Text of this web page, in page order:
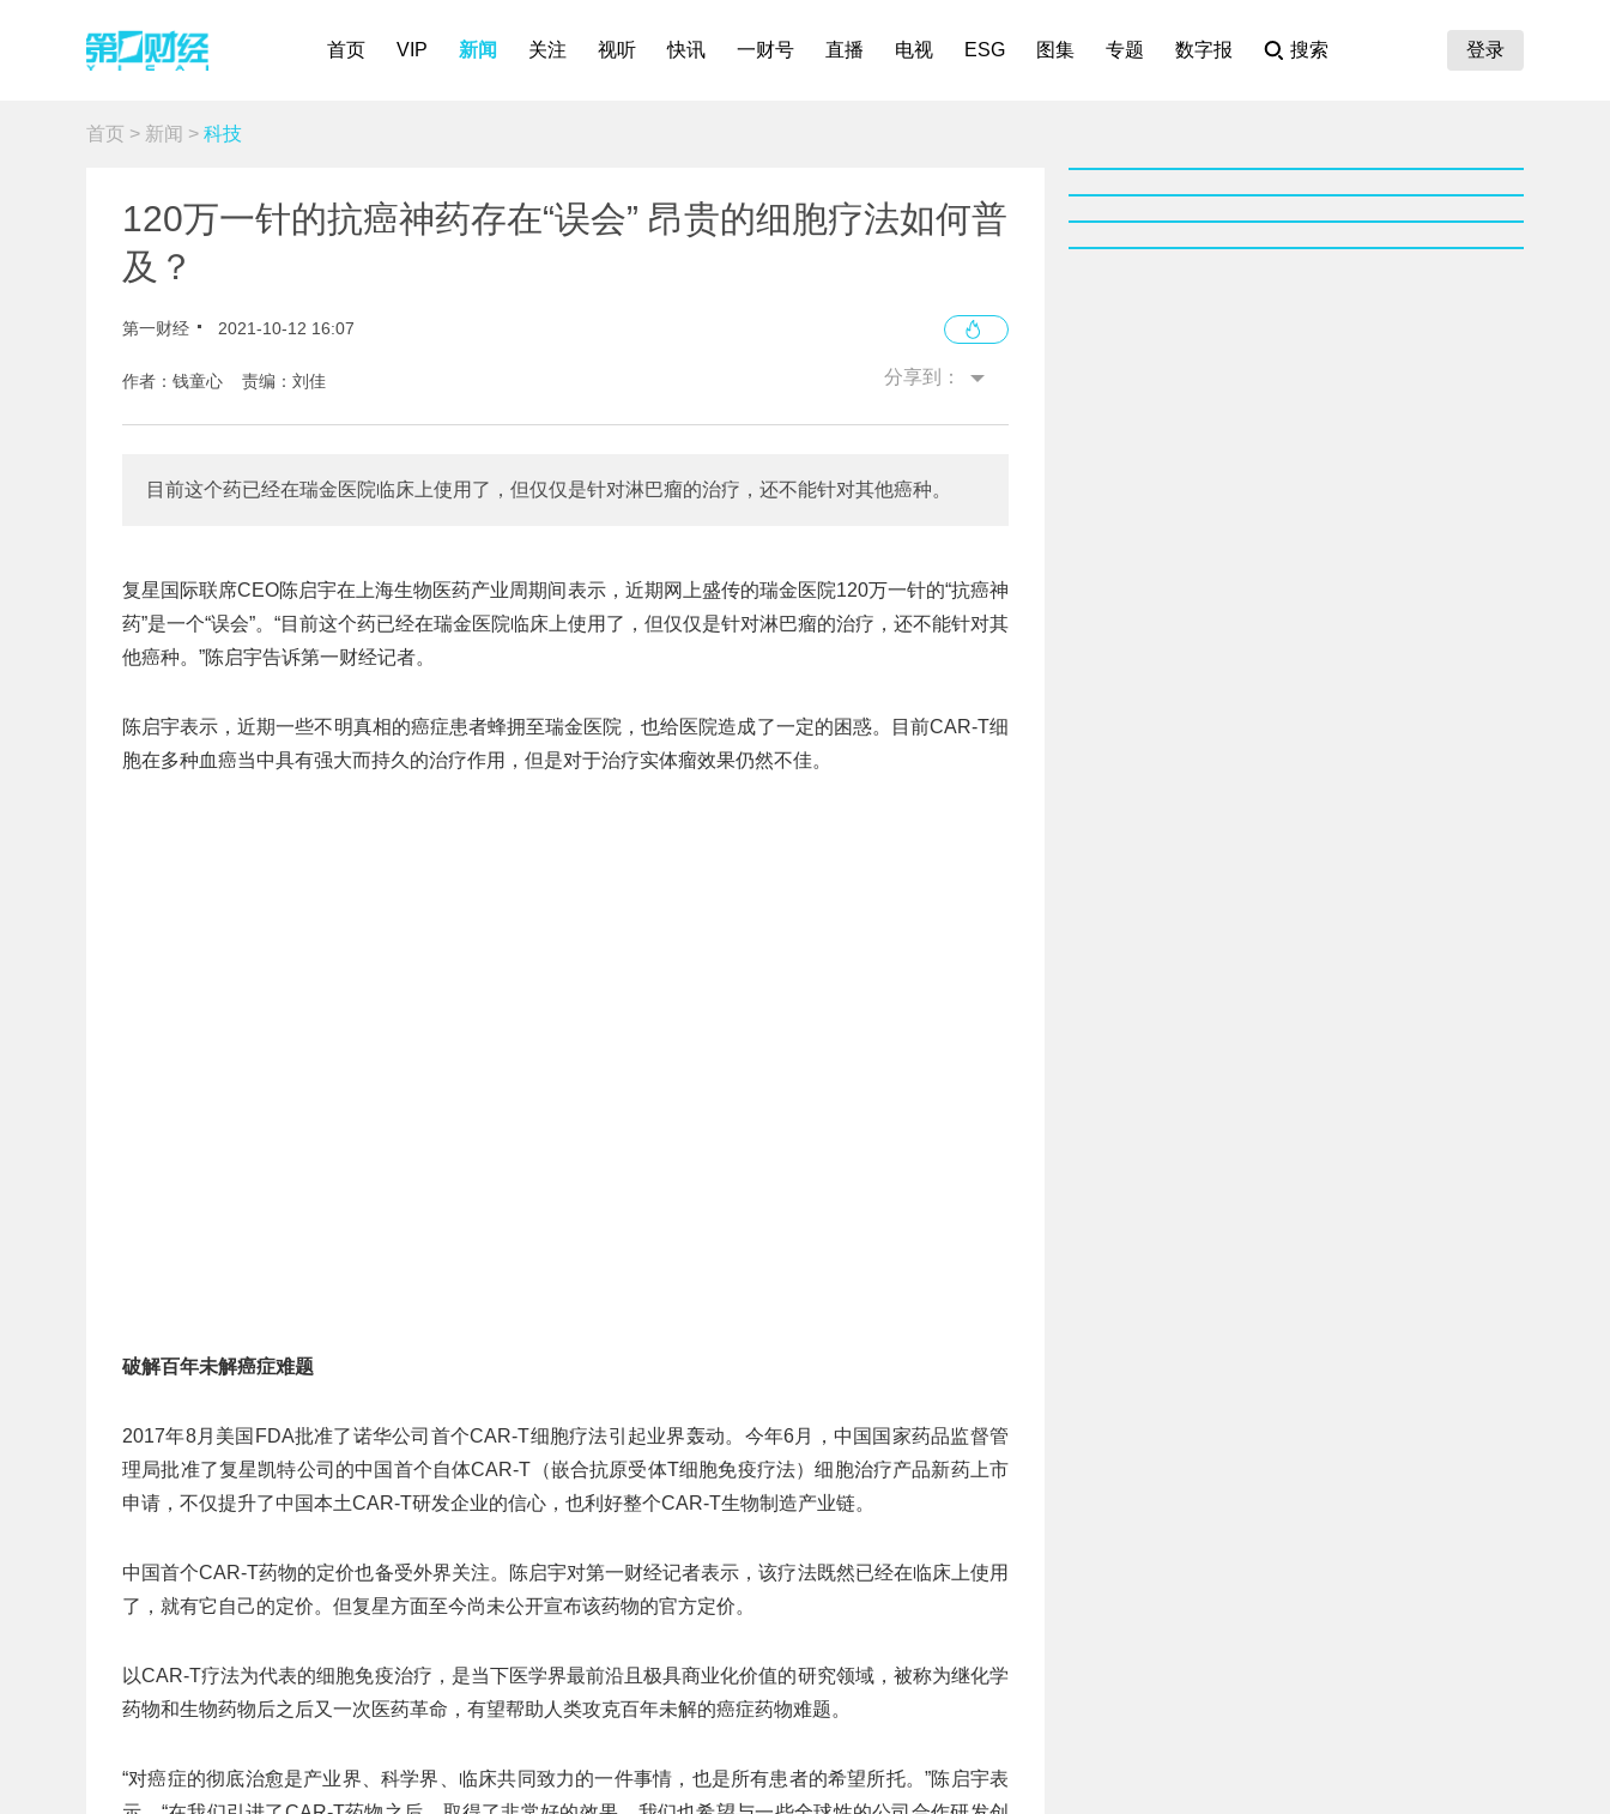
首页 VIP 新闻 关注 视听 快讯 一财号 直播 电视 ESG 图集 专题 数字报 搜索 登录
首页 > 新闻 > 科技
120万一针的抗癌神药存在“误会” 昂贵的细胞疗法如何普
及？
第一财经 2021-10-12 16:07
作者：钱童心 责编：刘佳 分享到：
目前这个药已经在瑞金医院临床上使用了，但仅仅是针对淋巴瘤的治疗，还不能针对其他癌种。
复星国际联席CEO陈启宇在上海生物医药产业周期间表示，近期网上盛传的瑞金医院120万一针的“抗癌神
药”是一个“误会”。“目前这个药已经在瑞金医院临床上使用了，但仅仅是针对淋巴瘤的治疗，还不能针对其
他癌种。”陈启宇告诉第一财经记者。
陈启宇表示，近期一些不明真相的癌症患者蜂拥至瑞金医院，也给医院造成了一定的困惑。目前CAR-T细
胞在多种血癌当中具有强大而持久的治疗作用，但是对于治疗实体瘤效果仍然不佳。
破解百年未解癌症难题
2017年8月美国FDA批准了诺华公司首个CAR-T细胞疗法引起业界轰动。今年6月，中国国家药品监督管
理局批准了复星凯特公司的中国首个自体CAR-T（嵌合抗原受体T细胞免疫疗法）细胞治疗产品新药上市
申请，不仅提升了中国本土CAR-T研发企业的信心，也利好整个CAR-T生物制造产业链。
中国首个CAR-T药物的定价也备受外界关注。陈启宇对第一财经记者表示，该疗法既然已经在临床上使用
了，就有它自己的定价。但复星方面至今尚未公开宣布该药物的官方定价。
以CAR-T疗法为代表的细胞免疫治疗，是当下医学界最前沿且极具商业化价值的研究领域，被称为继化学
药物和生物药物后之后又一次医药革命，有望帮助人类攻克百年未解的癌症药物难题。
“对癌症的彻底治愈是产业界、科学界、临床共同致力的一件事情，也是所有患者的希望所托。”陈启宇表